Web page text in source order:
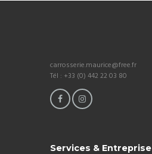
carrosserie.maurice@free.fr
Tél : +33 (0) 442 22 03 80
Services & Entreprise